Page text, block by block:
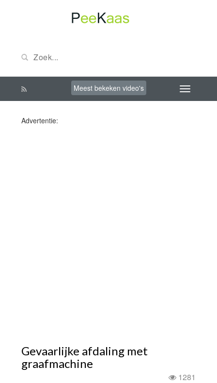
Meest bekeken video's
Advertentie:
Gevaarlijke afdaling met
graafmachine
1281